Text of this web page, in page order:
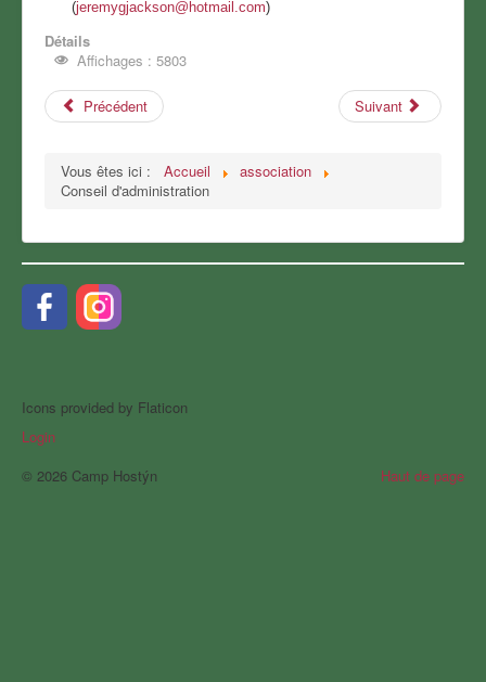
(jeremygjackson@hotmail.com)
Détails
Affichages : 5803
Précédent Suivant
Vous êtes ici : Accueil
association
Conseil d'administration
Icons provided by Flaticon
Login
Haut de page
© 2026 Camp Hostýn